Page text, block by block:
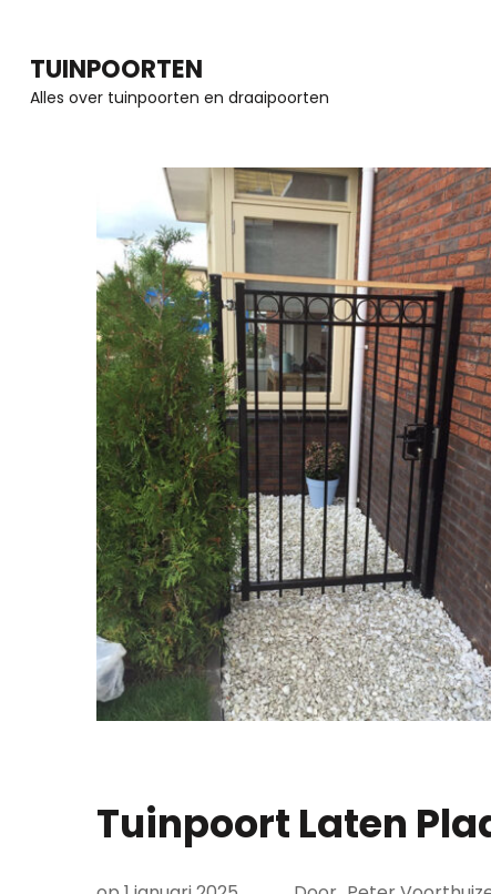
naar
inhoud
TUINPOORTEN
Alles over tuinpoorten en draaipoorten
Tuinpoort Laten